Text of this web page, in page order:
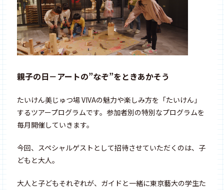
親子の日－アートの”なぞ”をときあかそう
たいけん美じゅつ場 VIVAの魅力や楽しみ方を「たいけん」
するツアープログラムです。参加者別の特別なプログラムを
毎月開催していきます。
今回、スペシャルゲストとして招待させていただくのは、子
どもと大人。
大人と子どもそれぞれが、ガイドと一緒に東京藝大の学生た